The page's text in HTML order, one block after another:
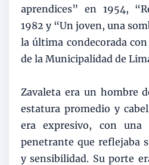
aprendices” en 1954,
1982 y “Un joven, una
la última condecorada
de la Municipalidad de
Zavaleta era un hombre
estatura promedio y
era expresivo, con una
penetrante que reflejaba
y sensibilidad. Su porte